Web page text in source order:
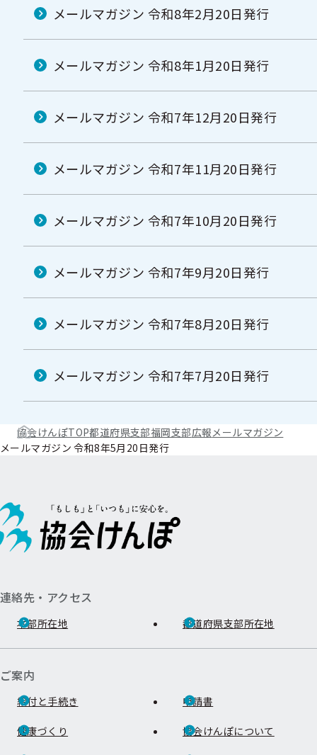
メールマガジン 令和8年2月20日発行
メールマガジン 令和8年1月20日発行
メールマガジン 令和7年12月20日発行
メールマガジン 令和7年11月20日発行
メールマガジン 令和7年10月20日発行
メールマガジン 令和7年9月20日発行
メールマガジン 令和7年8月20日発行
メールマガジン 令和7年7月20日発行
協会けんぽTOP都道府県支部福岡支部広報メールマガジン
メールマガジン 令和8年5月20日発行
連絡先・アクセス
本部所在地 都道府県支部所在地
ご案内
給付と手続き 申請書
健康づくり 協会けんぽについて